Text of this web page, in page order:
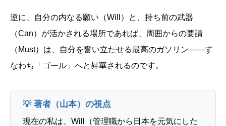
逆に、自分の内なる願い（Will）と、持ち前の武器
（Can）が活かされる場所であれば、周囲からの要請
（Must）は、自分を奮い立たせる最高のガソリン——す
なわち「ゴール」へと昇華されるのです。
💡 著者（山本）の視点
現在の私は、Will（管理職から日本を元気にした